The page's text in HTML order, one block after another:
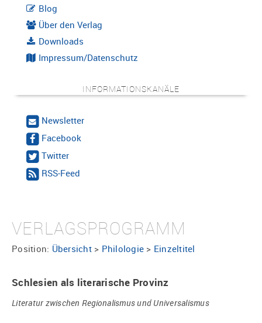
Blog
Über den Verlag
Downloads
Impressum/Datenschutz
INFORMATIONSKANÄLE
Newsletter
Facebook
Twitter
RSS-Feed
VERLAGSPROGRAMM
Position: Übersicht> Philologie > Einzeltitel
Schlesien als literarische Provinz
Literatur zwischen Regionalismus und Universalismus